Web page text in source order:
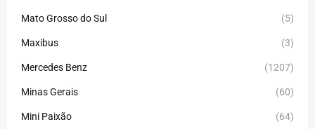
Mato Grosso do Sul (5)
Maxibus (3)
Mercedes Benz (1207)
Minas Gerais (60)
Mini Paixão (64)